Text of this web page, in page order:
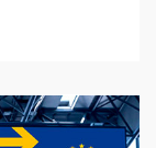
et le brexit